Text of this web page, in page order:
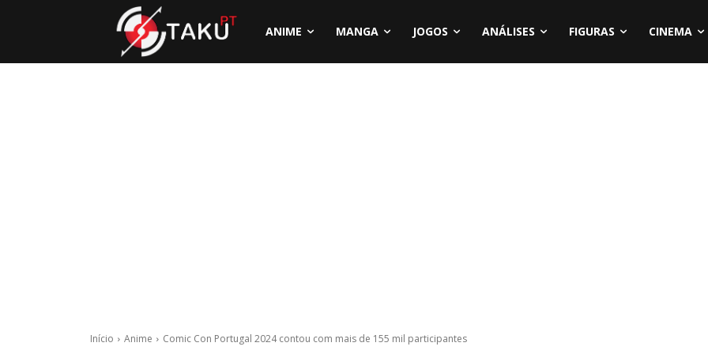
ANIME MANGA JOGOS ANÁLISES FIGURAS CINEMA
Início Anime Comic Con Portugal 2024 contou com mais de 155 mil participantes